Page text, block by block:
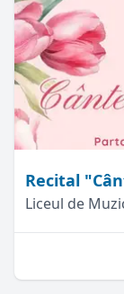
Recital
Liceul de